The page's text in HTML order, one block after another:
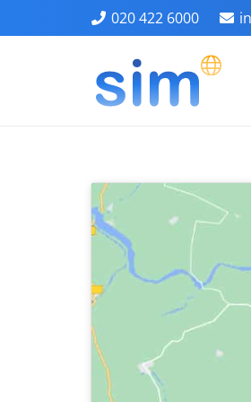
020 422 6000